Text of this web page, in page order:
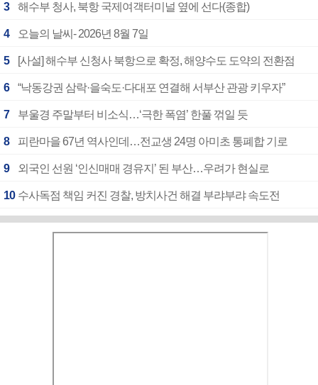
3 해수부 청사, 북항 국제여객터미널 옆에 선다(종합)
4 오늘의 날씨- 2026년 8월 7일
5 [사설] 해수부 신청사 북항으로 확정, 해양수도 도약의 전환점
6 “낙동강권 삼락·을숙도·다대포 연결해 서부산 관광 키우자”
7 부울경 주말부터 비소식…‘극한 폭염’ 한풀 꺾일 듯
8 피란마을 67년 역사인데…전교생 24명 아미초 통폐합 기로
9 외국인 선원 ‘인신매매 경유지’ 된 부산…우려가 현실로
10 수사독점 책임 커진 경찰, 방치사건 해결 부랴부랴 속도전